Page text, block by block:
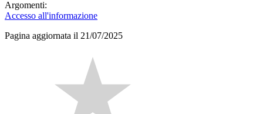
Argomenti:
Accesso all'informazione
Pagina aggiornata il 21/07/2025